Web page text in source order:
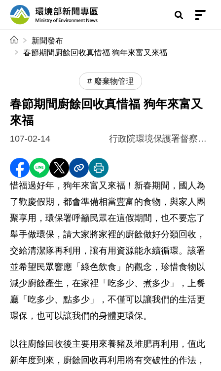
前往中央內容區塊
環境部新聞專區
新聞發布
春節期間廚餘回收真惜福 狗年來富又來福
廢棄物管理
春節期間廚餘回收真惜福 狗年來富又
來福
107-02-14 行政院環境保護署督察總隊
分享至 Facebook
分享到 LINE
分享到 X分享內容連結
列印本頁
惜福過好年，狗年來富又來福！新春期間，國人為
了歡慶假期，都會準備相當豐富的食物，與家人團
聚享用，環保署呼籲民眾在這假期間，也不要忘了
舉手做環保，請大家將家裡的廚餘做好分類回收，
交給清潔隊再利用，讓有用資源能永續循環。該署
並希望民眾響應「綠色飲食」的觀念，珍惜食物以
減少廚餘產生，在家裡「吃多少、煮多少」，上餐
廳「吃多少、點多少」，不僅可以讓我們的生活更
環保，也可以讓我們的身體更環保。
以往廚餘回收後主要用來養豬及堆肥再利用，值此
新年度到來，廚餘回收再利用將有突破性的作法，